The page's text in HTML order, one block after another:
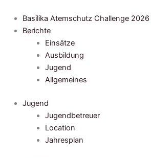
Inhalt
springen
Basilika Atemschutz Challenge 2026
Berichte
Einsätze
Ausbildung
Jugend
Allgemeines
Jugend
Jugendbetreuer
Location
Jahresplan